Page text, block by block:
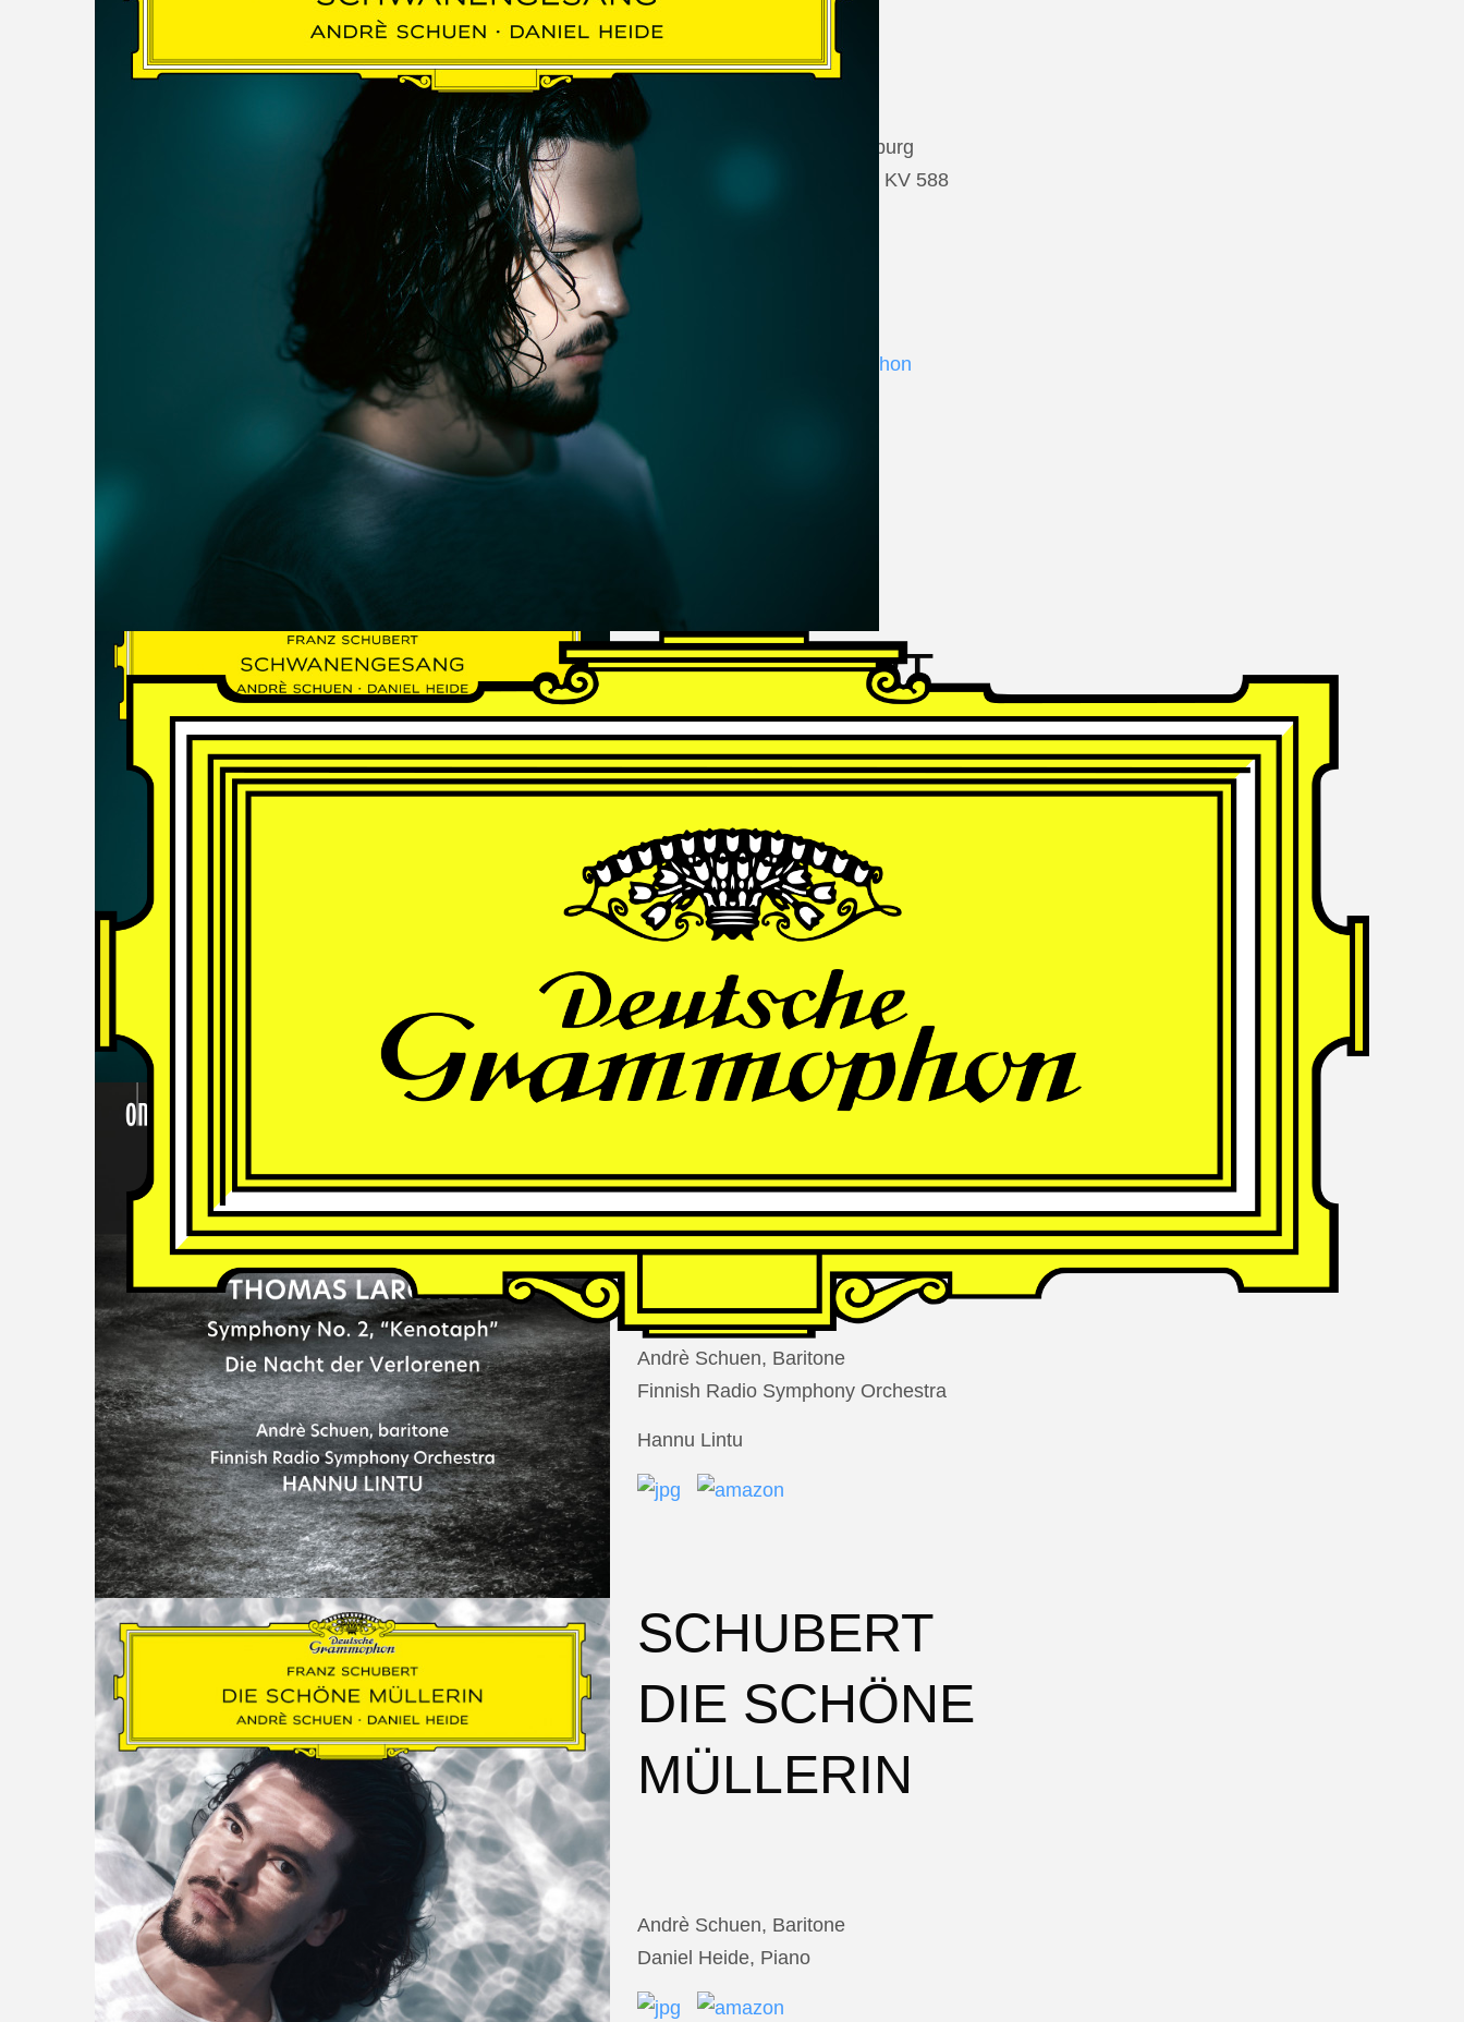
www.schubertiada.cat
Salzburg, Großes Festspielhaus Salzburg
Wolfgang Amadeus Mozart: Così fan tutte KV 588
www.salzburgfestival.at
Andrè Schuen at Deutsche Grammophon
SCHUBERT
Schwanengesang
Andrè Schuen, Baritone
Daniel Heide, Piano
THOMAS
LARCHER
Die Nacht der Verlorenen
Andrè Schuen, Baritone
Finnish Radio Symphony Orchestra
Hannu Lintu
SCHUBERT
DIE SCHÖNE
MÜLLERIN
Andrè Schuen, Baritone
Daniel Heide, Piano